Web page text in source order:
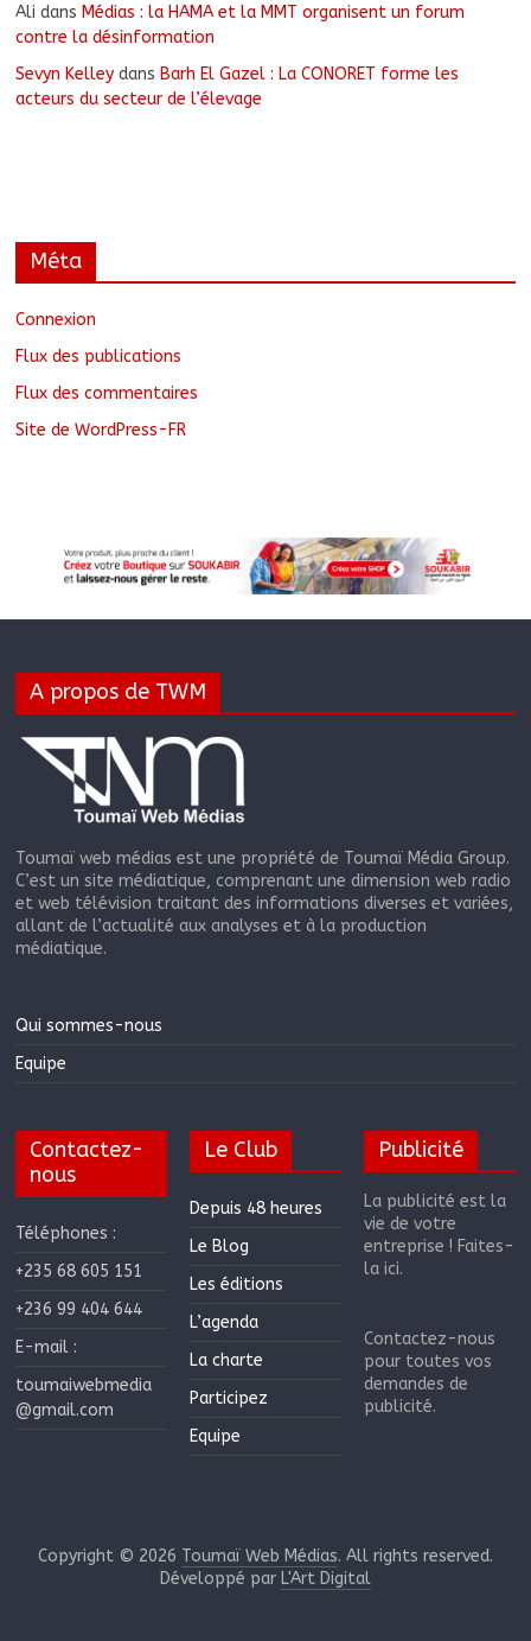
Ali dans Médias : la HAMA et la MMT organisent un forum
contre la désinformation
Sevyn Kelley dans Barh El Gazel : La CONORET forme les
acteurs du secteur de l’élevage
Méta
Connexion
Flux des publications
Flux des commentaires
Site de WordPress-FR
A propos de TWM
Toumaï web médias est une propriété de Toumaï Média Group.
C’est un site médiatique, comprenant une dimension web radio
et web télévision traitant des informations diverses et variées,
allant de l’actualité aux analyses et à la production
médiatique.
Qui sommes-nous
Equipe
Contactez-
nous
Téléphones :
+235 68 605 151
+236 99 404 644
E-mail :
toumaiwebmedia
@gmail.com
Le Club
Depuis 48 heures
Le Blog
Les éditions
L’agenda
La charte
Participez
Equipe
Publicité
La publicité est la
vie de votre
entreprise ! Faites-
la ici.
Contactez-nous
pour toutes vos
demandes de
publicité.
Copyright © 2026 Toumaï Web Médias. All rights reserved.
Développé par L'Art Digital